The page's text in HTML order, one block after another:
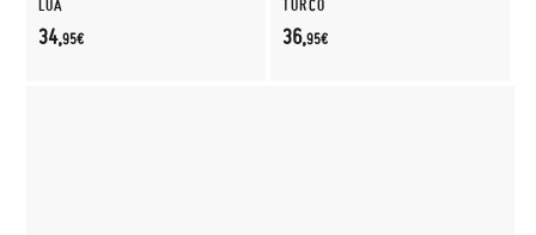
LUA
34,95€
TURCO
36,95€